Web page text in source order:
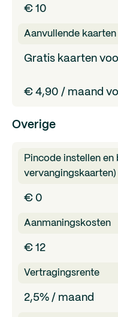
€ 10
Aanvullende kaarten
Gratis kaarten
€ 4,90 / maand
Overige
Pincode instellen
vervangingskaarten)
€ 0
Aanmaningskosten
€ 12
Vertragingsrente
2,5% / maand